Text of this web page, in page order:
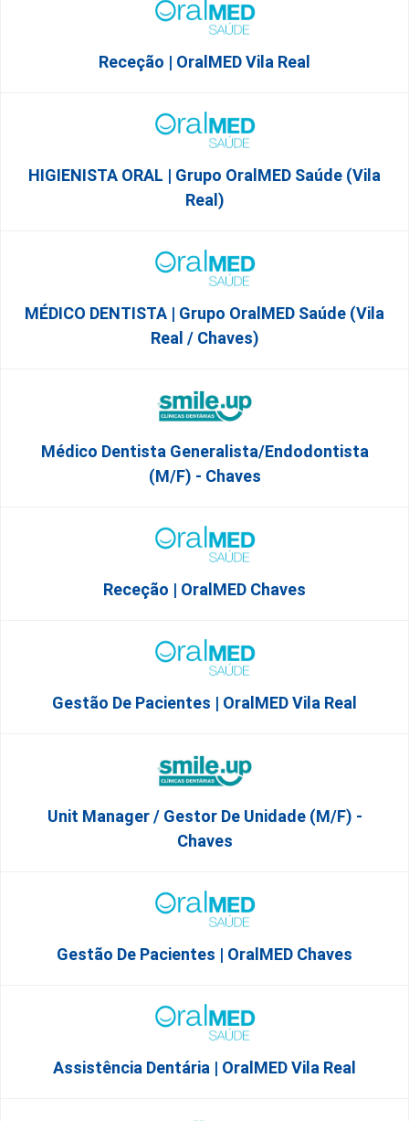
Receção | OralMED Vila Real
HIGIENISTA ORAL | Grupo OralMED Saúde (Vila
Real)
MÉDICO DENTISTA | Grupo OralMED Saúde (Vila
Real / Chaves)
Médico Dentista Generalista/Endodontista
(M/F) - Chaves
Receção | OralMED Chaves
Gestão De Pacientes | OralMED Vila Real
Unit Manager / Gestor De Unidade (M/F) -
Chaves
Gestão De Pacientes | OralMED Chaves
Assistência Dentária | OralMED Vila Real